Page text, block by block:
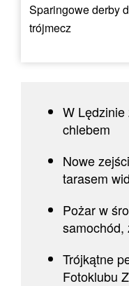
Sparingowe derby
trójmecz
W Lędzinie
chlebem
Nowe
tarasem
Pożar w
samochód,
Trójkątne
Fotoklubu